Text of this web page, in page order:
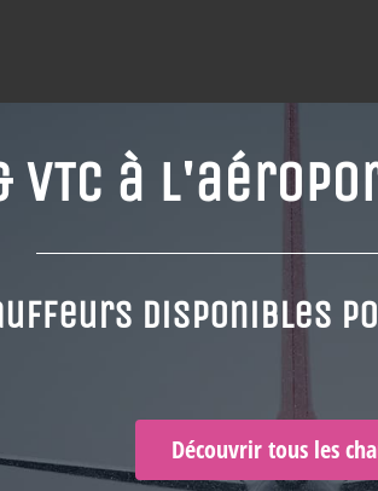
VTC à
disponibles
Découvrir tous les